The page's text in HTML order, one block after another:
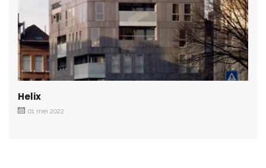
Helix
01 mei 2022